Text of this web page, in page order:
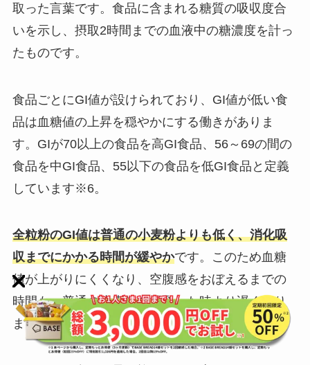
取った言葉です。食品に含まれる糖質の吸収度合
いを示し、摂取2時間までの血液中の糖濃度を計っ
たものです。
食品ごとにGI値が設けられており、GI値が低い食
品は血糖値の上昇を穏やかにする働きがありま
す。GIが70以上の食品を高GI食品、56～69の間の
食品を中GI食品、55以下の食品を低GI食品と定義
しています※6。
全粒粉のGI値は普通の小麦粉よりも低く、消化吸
収までにかかる時間が緩やかです。このため血糖
値が上がりにくくなり、空腹感をおぼえるまでの
時間も、普通の小麦粉を摂取した時より遅くなり
ます。